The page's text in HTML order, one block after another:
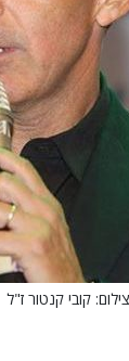
קובי קנטור ז"ל